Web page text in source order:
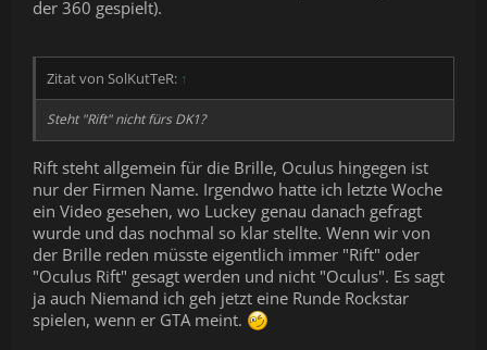
der 360 gespielt).
Zitat von SolKutTeR: ↑
Steht "Rift" nicht fürs DK1?
Rift steht allgemein für die Brille, Oculus hingegen ist
nur der Firmen Name. Irgendwo hatte ich letzte Woche
ein Video gesehen, wo Luckey genau danach gefragt
wurde und das nochmal so klar stellte. Wenn wir von
der Brille reden müsste eigentlich immer "Rift" oder
"Oculus Rift" gesagt werden und nicht "Oculus". Es sagt
ja auch Niemand ich geh jetzt eine Runde Rockstar
spielen, wenn er GTA meint.